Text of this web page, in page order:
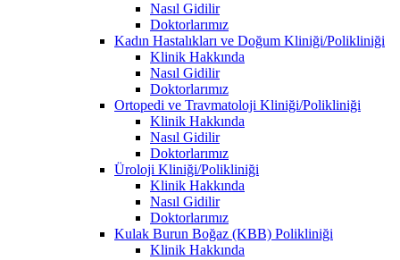
Nasıl Gidilir
Doktorlarımız
Kadın Hastalıkları ve Doğum Kliniği/Polikliniği
Klinik Hakkında
Nasıl Gidilir
Doktorlarımız
Ortopedi ve Travmatoloji Kliniği/Polikliniği
Klinik Hakkında
Nasıl Gidilir
Doktorlarımız
Üroloji Kliniği/Polikliniği
Klinik Hakkında
Nasıl Gidilir
Doktorlarımız
Kulak Burun Boğaz (KBB) Polikliniği
Klinik Hakkında